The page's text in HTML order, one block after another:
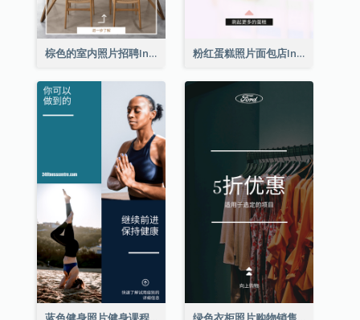
棕色的室内照片招聘Instagram限时动态 粉红蛋糕照片面包店Instagram限时动态